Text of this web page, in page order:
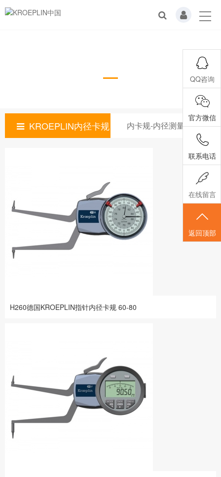
KROEPLIN内径卡规 内卡规-内径测量卡规
H260德国KROEPLIN指针内径卡规 60-80
QQ咨询
官方微信
联系电话
在线留言
返回顶部